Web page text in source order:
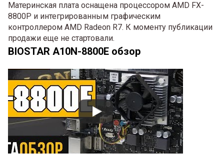
Материнская плата оснащена процессором AMD FX-
8800P и интегрированным графическим
контроллером AMD Radeon R7. К моменту публикации
продажи еще не стартовали.
BIOSTAR A10N-8800E обзор